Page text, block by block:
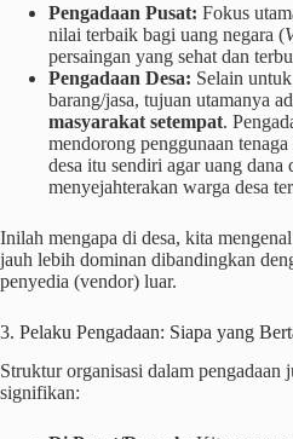
Pengadaan Pusat: Fokus
nilai terbaik bagi uang negara (
persaingan yang sehat dan
Pengadaan Desa: Selain
barang/jasa, tujuan utamanya
masyarakat setempat.
mendorong penggunaan
desa itu sendiri agar uang dana
menyejahterakan warga desa
Inilah mengapa di desa, kita
jauh lebih dominan dibandingkan
penyedia (vendor) luar.
3. Pelaku Pengadaan: Siapa yang
Struktur organisasi dalam pengadaan
signifikan: